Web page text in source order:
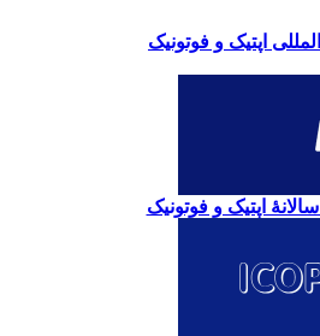
اپتیک و فوتونیک
اپتیک و فوتونیک